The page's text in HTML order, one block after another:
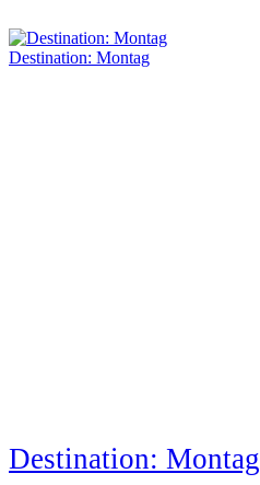
Destination: Montag
Destination: Montag